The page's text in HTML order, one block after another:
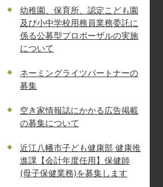
幼稚園、保育所、認定こども園
及び小中学校用務員業務委託に
係る公募型プロポーザルの実施
について
ネーミングライツパートナーの
募集
空き家情報誌にかかる広告掲載
の募集について
近江八幡市子ども健康部 健康推
進課【会計年度任用】保健師
(母子保健業務)を募集します